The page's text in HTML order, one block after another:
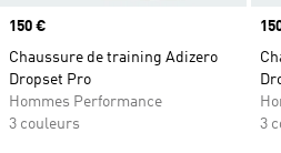
Prix
150 €
Chaussure de training Adizero
Dropset Pro
Hommes Performance
3 couleurs
3